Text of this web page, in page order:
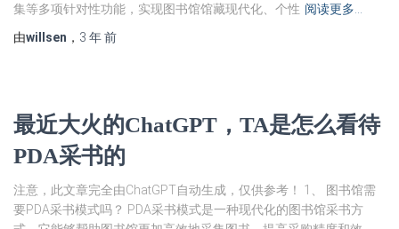
集等多项针对性功能，实现图书馆馆藏现代化、个性 阅读更多…
由willsen ， 3 年前
最近大火的ChatGPT，TA是怎么看待
PDA采书的
注意，此文章完全由ChatGPT自动生成，仅供参考！ 1、 图书馆需
要PDA采书模式吗？ PDA采书模式是一种现代化的图书馆采书方